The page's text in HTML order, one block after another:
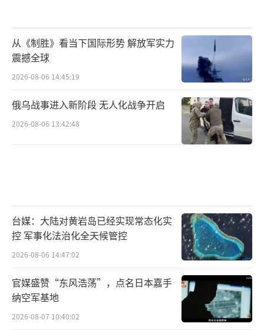
从《制胜》看当下国际形势 解放军实力
震撼全球
2026-08-06 14:45:19
俄乌战事进入新阶段 无人化战争开启
2026-08-06 13:42:48
台媒：大陆对黄岩岛已经实现常态化实
控 军事化法治化全天候管控
2026-08-06 14:47:02
官媒盛赞“东风浩荡”，点名日本嘉手
纳空军基地
2026-08-07 10:40:02